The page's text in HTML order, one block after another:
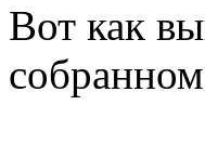
Вот как